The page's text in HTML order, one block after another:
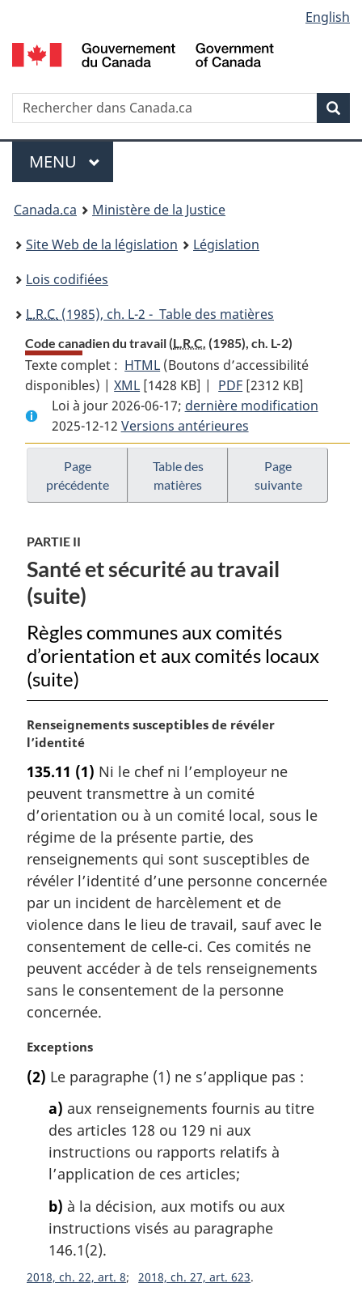
au
contenu
propos
de
la
HTML
simplifiée
selection
English
Recherche
Menu
MENU PRINCIPAL
You
are
here:
Canada.ca
Ministère de la Justice
Site Web de la législation
Législation
Lois codifiées
L.R.C. (1985), ch. L-2 - Table des matières
Code canadien du travail (L.R.C. (1985), ch. L-2)
Texte complet : HTML Texte
complet
:
Code
canadien
du
travail
(Boutons d’accessibilité
disponibles) |XML Texte
complet
:
Code
canadien
du
travail
[1428 KB] | PDF Texte
complet
:
Code
canadien
du
travail
[2312 KB]
Loi à jour 2026-06-17; dernière modification
2025-12-12 Versions antérieures
Page
précédente
Table des
matières
Page
suivante
PARTIE II
Santé et sécurité au travail
(suite)
Règles communes aux comités
d’orientation et aux comités locaux
(suite)
N
o
e
m
a
r
i
n
a
l
:
Renseignements susceptibles de révéler
l’identité
135.11 (1) Ni le chef ni l’employeur ne
peuvent transmettre à un comité
d’orientation ou à un comité local, sous le
régime de la présente partie, des
renseignements qui sont susceptibles de
révéler l’identité d’une personne concernée
par un incident de harcèlement et de
violence dans le lieu de travail, sauf avec le
consentement de celle-ci. Ces comités ne
peuvent accéder à de tels renseignements
sans le consentement de la personne
concernée.
N
t
:
Exceptions
(2) Le paragraphe (1) ne s’applique pas :
a) aux renseignements fournis au titre
des articles 128 ou 129 ni aux
instructions ou rapports relatifs à
l’application de ces articles;
b) à la décision, aux motifs ou aux
instructions visés au paragraphe
146.1(2).
2018, ch. 22, art. 8 2018, ch. 27, art. 623